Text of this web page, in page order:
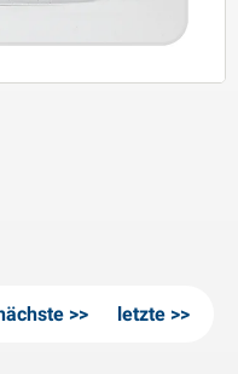
letzte